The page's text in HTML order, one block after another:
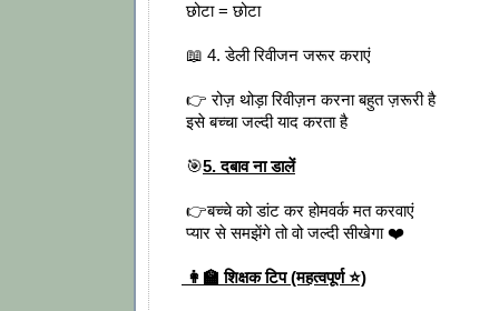
छोटा = छोटा
📖 4. डेली रिवीजन जरूर कराएं
👉 रोज़ थोड़ा रिवीज़न करना बहुत ज़रूरी है
इसे बच्चा जल्दी याद करता है
🎯5. दबाव ना डालें
👉बच्चे को डांट कर होमवर्क मत करवाएं
प्यार से समझेंगे तो वो जल्दी सीखेगा ❤️
👩‍🏫 शिक्षक टिप (महत्वपूर्ण ⭐)